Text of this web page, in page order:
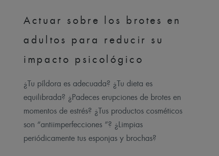
Actuar sobre los brotes en
adultos para reducir su
impacto psicológico
¿Tu píldora es adecuada? ¿Tu dieta es
equilibrada? ¿Padeces erupciones de brotes en
momentos de estrés? ¿Tus productos cosméticos
son “antiimperfecciones ”? ¿Limpias
periódicamente tus esponjas y brochas?